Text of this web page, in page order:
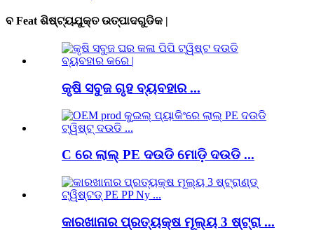
ବ Feat ଶିଷ୍ଟ୍ୟଯୁକ୍ତ ଉତ୍ପାଦଗୁଡିକ |
କୃଷି ସବୁଜ ଗୃହ ବ୍ୟବହାର ...
C ରେ ଲାଲ୍ PE ଦଉଡି ମୋଡ଼ି ଦଉଡି ...
କାରଖାନାର ପ୍ରତ୍ୟକ୍ଷ ମୂଲ୍ୟ 3 ଷ୍ଟ୍ରା ...